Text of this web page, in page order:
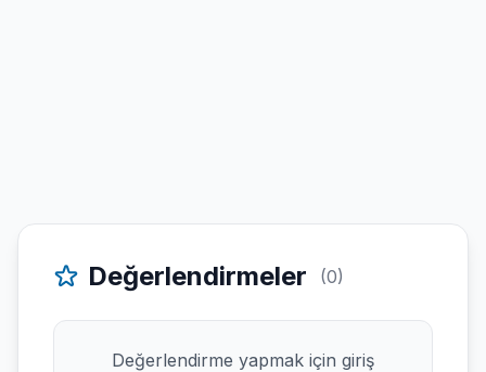
Değerlendirmeler (0)
Değerlendirme yapmak için giriş